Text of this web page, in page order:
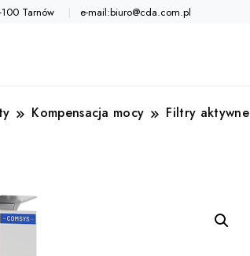
Tarnów e-mail:biuro@cda.com.pl
Kompensacja mocy Filtry aktywne